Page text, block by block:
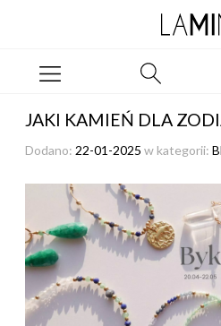
JAKI KAMIEŃ DLA
Dodano: 22-01-2025 w kategorii: